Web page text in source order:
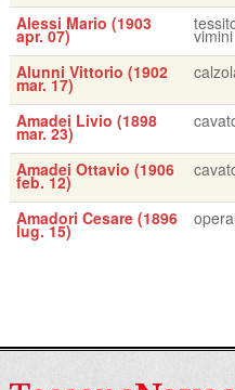
Alessi Mario (1903
apr. 07) vimini
Alunni Vittorio (1902
mar. 17)
Amadei Livio (1898
mar. 23)
Amadei Ottavio (1906
feb. 12)
Amadori Cesare (1896
lug. 15)